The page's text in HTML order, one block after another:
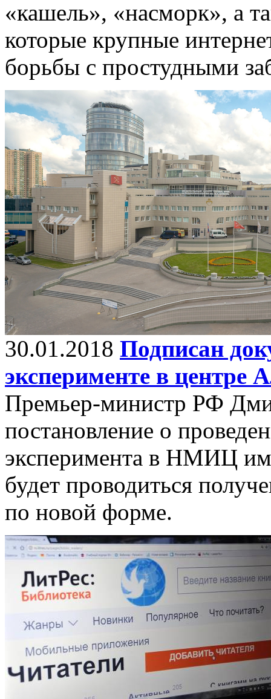
«кашель», «насморк», а
которые крупные
борьбы с простудными
30.01.2018 Подписан
эксперименте в центре
Премьер-министр РФ
постановление о
эксперимента в НМИЦ
будет проводиться
по новой форме.